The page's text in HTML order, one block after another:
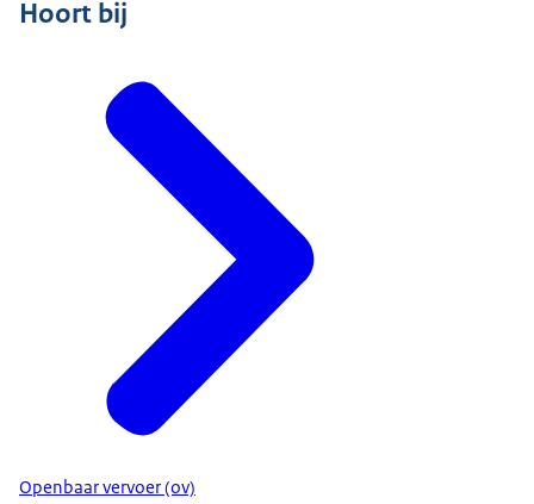
Hoort bij
Openbaar vervoer (ov)